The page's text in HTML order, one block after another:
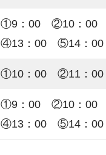
①9：00
④13：00 ⑤14：00
①10：00 ②11：00
①9：00
④13：00 ⑤14：00